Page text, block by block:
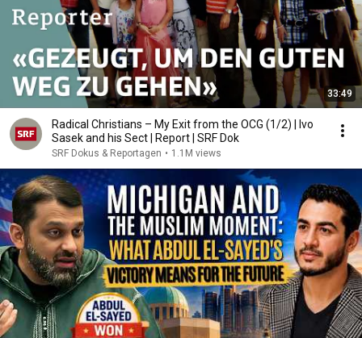
33:49
Radical Christians – My Exit from the OCG (1/2) | Ivo
Sasek and his Sect | Report | SRF Dok
SRF Dokus & Reportagen • 1.1M views